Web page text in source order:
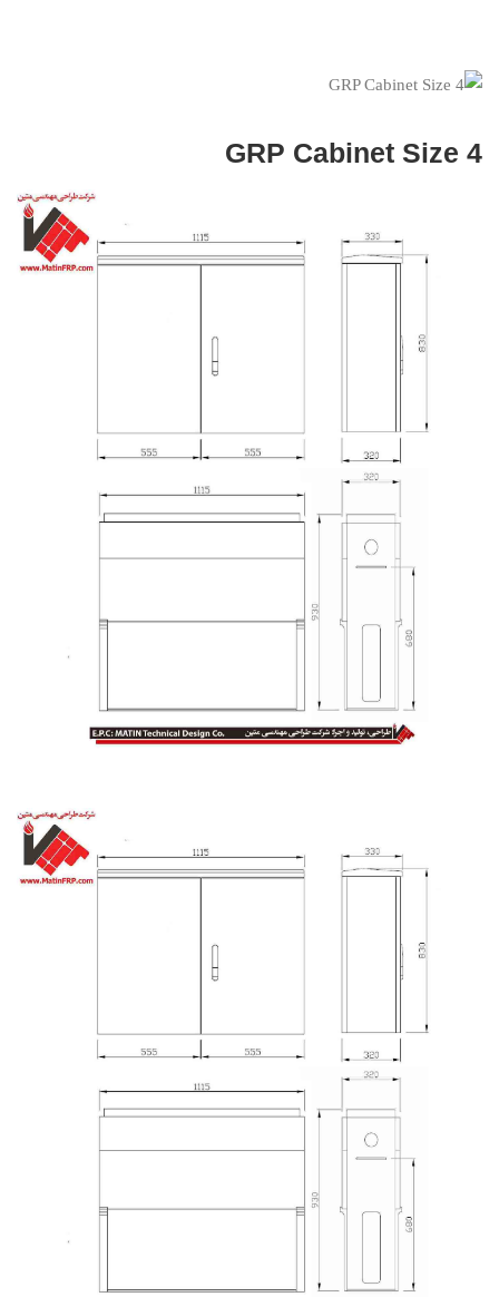
GRP Cabinet Size 4